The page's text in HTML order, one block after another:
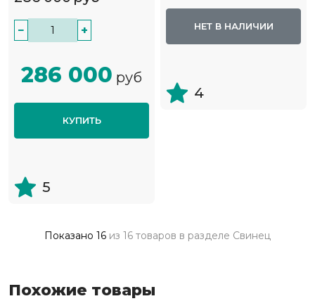
− +
286 000 руб
КУПИТЬ
5
НЕТ В НАЛИЧИИ
4
Показано 16 из 16 товаров в разделе Свинец
Похожие товары